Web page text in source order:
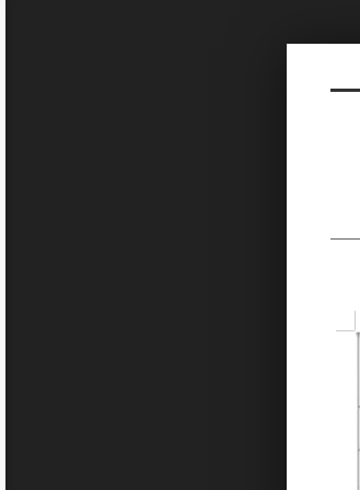
Sketchbook5, 스케치
Sketchbook5, 스케치